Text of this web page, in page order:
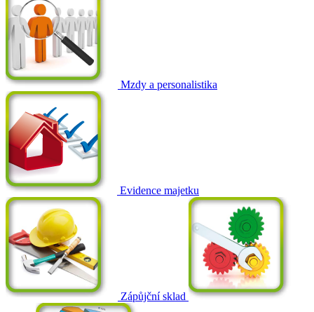
Mzdy a personalistika
Evidence majetku
Zápůjční sklad